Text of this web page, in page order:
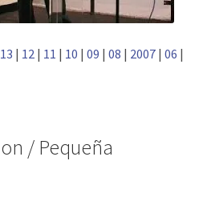
13 | 12 | 11 | 10 | 09 | 08 | 2007| 06 |
/ Pequeña